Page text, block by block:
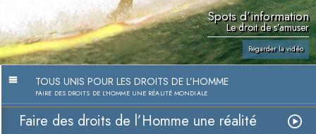
Spots d’information
Le droit de s’amuser
Regarder la vidéo
TOUS UNIS POUR LES DROITS DE L’HOMME
FAIRE DES DROITS DE L’HOMME UNE RÉALITÉ MONDIALE
Faire des droits de l’Homme une réalité